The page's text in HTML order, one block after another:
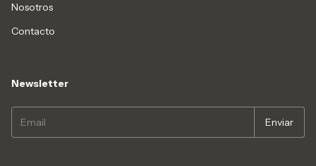
Nosotros
Contacto
Newsletter